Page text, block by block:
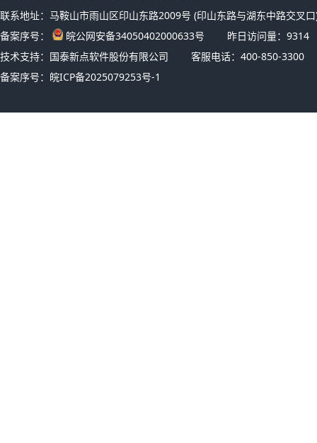
联系地址：马鞍山市雨山区印山东路2009号 (印山东路与湖东中路交叉
备案序号：
皖公网安备34050402000633号 昨日访问量： 9314
技术支持：国泰新点软件股份有限公司
客服电话：400-850-3300
备案序号： 皖ICP备2025079253号-1